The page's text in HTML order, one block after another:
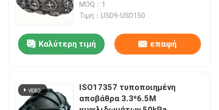
Ζητήστε μια προσφορά
Λαστιχένιο κιγκλίδωμα αποβαθρών
Πνευματικό λαστιχένιο κιγκλίδωμα
MOQ：1
Τιμή：USD9-USD150
Καλύτερη τιμή επαφή
ISO17357 τυποποιημένη
αποβάθρα 3.3*6.5M